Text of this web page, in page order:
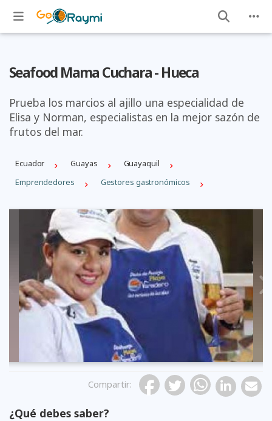
Seafood Mama Cuchara - Hueca
Prueba los marcios al ajillo una especialidad de
Elisa y Norman, especialistas en la mejor sazón de
frutos del mar.
Ecuador Guayas
Guayaquil
Emprendedores
Gestores gastronómicos
Previous
Compartir:
¿Qué debes saber?